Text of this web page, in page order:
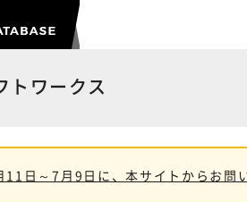
トワークス
11日～7月9日に、本サイトからお問